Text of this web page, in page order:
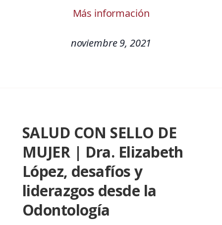
Más información
noviembre 9, 2021
SALUD CON SELLO DE
MUJER | Dra. Elizabeth
López, desafíos y
liderazgos desde la
Odontología